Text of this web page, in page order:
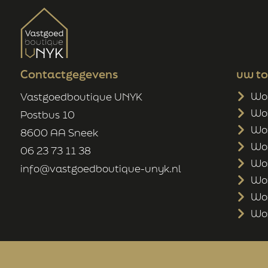
Contactgegevens
Vastgoedboutique UNYK
Postbus 10
8600 AA Sneek
06 23 73 11 38
info@vastgoedboutique-unyk.nl
uw